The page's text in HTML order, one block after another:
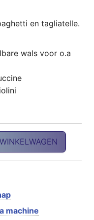
en tagliatelle.
wals voor o.a
machine